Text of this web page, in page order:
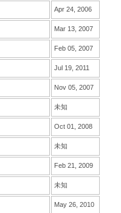
Apr 24, 2006
Mar 13, 2007
Feb 05, 2007
Jul 19, 2011
Nov 05, 2007
未知
Oct 01, 2008
未知
Feb 21, 2009
未知
May 26, 2010